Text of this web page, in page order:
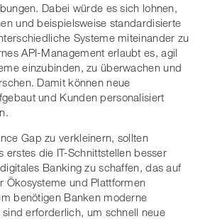
Dabei würde es sich lohnen,
und beispielsweise standardisierte
Systeme miteinander zu
API-Management erlaubt es, agil
einzubinden, zu überwachen und
Damit können neue
und Kunden personalisiert
Gap zu verkleinern, sollten
erstes die IT-Schnittstellen besser
Banking zu schaffen, das auf
Ökosysteme und Plattformen
benötigen Banken moderne
erforderlich, um schnell neue